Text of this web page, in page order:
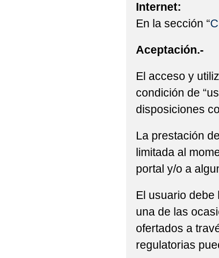
Internet:
En la sección “
Aceptación.-
El acceso y
condición de
disposiciones
La prestación
limitada al
portal y/o a
El usuario debe
una de las
ofertados a
regulatorias